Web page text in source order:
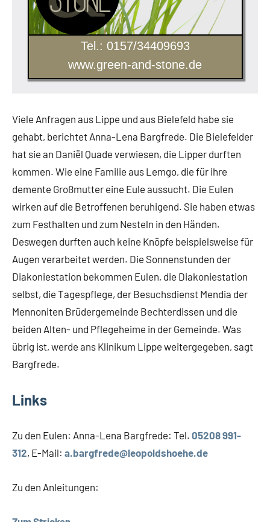
Tel.: 0157/34409693
www.green-and-stone.de
Viele Anfragen aus Lippe und aus Bielefeld habe sie
gehabt, berichtet Anna-Lena Bargfrede. Die Bielefelder
hat sie an Daniël Quade verwiesen, die Lipper durften
kommen. Wie eine Familie aus Lemgo, die für ihre
demente Großmutter eine Eule aussucht. Die Eulen
wirken auf die Betroffenen beruhigend. Sie haben etwas
zum Festhalten und zum Nesteln in den Händen.
Deswegen durften auch keine Knöpfe beispielsweise für
Augen verarbeitet werden. Die Sonnenstunden der
Diakoniestation bekommen Eulen, die Diakoniestation
selbst, die Tagespflege, der Besuchsdienst Mendia der
Mennoniten Brüdergemeinde Bechterdissen und die
beiden Alten- und Pflegeheime in der Gemeinde. Was
übrig ist, werde ans Klinikum Lippe weitergegeben, sagt
Bargfrede.
Links
Zu den Eulen: Anna-Lena Bargfrede: Tel. 05208 991-
312, E-Mail: a.bargfrede@leopoldshoehe.de
Zu den Anleitungen: